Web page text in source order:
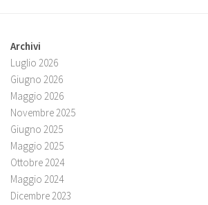
Archivi
Luglio 2026
Giugno 2026
Maggio 2026
Novembre 2025
Giugno 2025
Maggio 2025
Ottobre 2024
Maggio 2024
Dicembre 2023